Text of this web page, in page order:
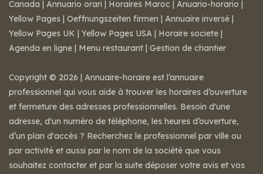
Canada | Annuario orari | Horaires Maroc | Anuario-horario |
Yellow Pages | Oeffnungszeiten firmen | Annuaire inversé |
Yellow Pages UK | Yellow Pages USA | Horaire societe |
Agenda en ligne | Menu restaurant | Gestion de chantier
Copyright © 2026 | Annuaire-horaire est l’annuaire
professionnel qui vous aide à trouver les horaires d’ouverture
et fermeture des adresses professionnelles. Besoin d'une
adresse, d'un numéro de téléphone, les heures d’ouverture,
d’un plan d'accès ? Recherchez le professionnel par ville ou
par activité et aussi par le nom de la société que vous
souhaitez contacter et par la suite déposer votre avis et vos